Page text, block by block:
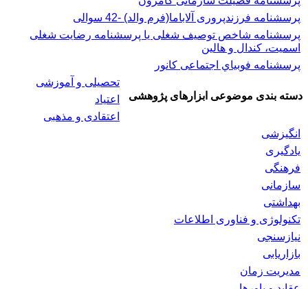
پرسشنامه فرزندپروری آلاباما(فرم والد) -42 سوالی
پرسشنامه شاخص توصیف شغلی یا پرسشنامه رضایت شغلی
اسميت، كندال و هالين
پرسشنامه فوبياي اجتماعی کانور
دسته بندی موضوعی ابزارهای پژوهشی
تحصیلی و آموزشی
اعتیاد
اعتقادی و مذهبی
انگیزشی
یادگیری
فرهنگی
سازمانی
بهداشتی
تکنولوژی و فناوری اطلاعات
نیازسنجی
بازاریابی
مدیریت زمان